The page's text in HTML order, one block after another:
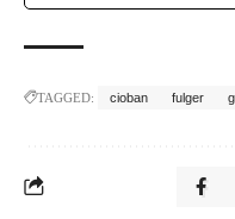
TAGGED: cioban fulger